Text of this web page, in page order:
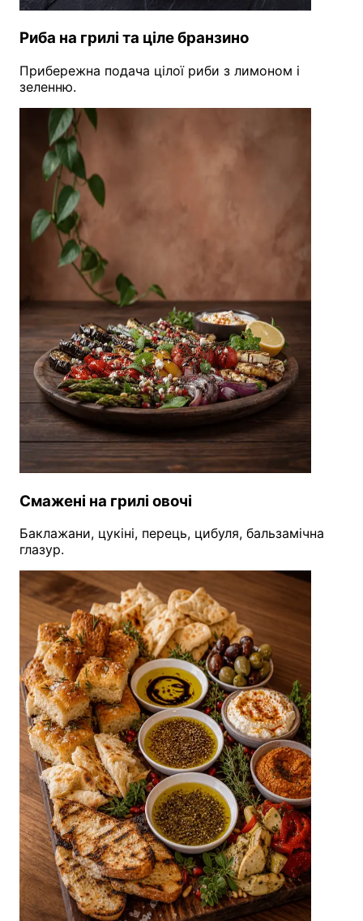
Риба на грилі та ціле бранзино
Прибережна подача цілої риби з лимоном і
зеленню.
Смажені на грилі овочі
Баклажани, цукіні, перець, цибуля, бальзамічна
глазур.